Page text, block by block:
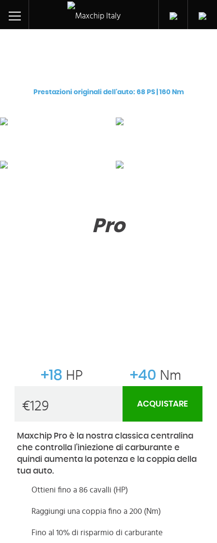
Prestazioni originali dell'auto: 68 PS | 160 Nm
Pro
+18 HP +40 Nm
€129 ACQUISTARE
Maxchip Pro è la nostra classica centralina
che controlla l'iniezione di carburante e
quindi aumenta la potenza e la coppia della
tua auto.
Ottieni fino a 86 cavalli (HP)
Raggiungi una coppia fino a 200 (Nm)
Fino al 10% di risparmio di carburante